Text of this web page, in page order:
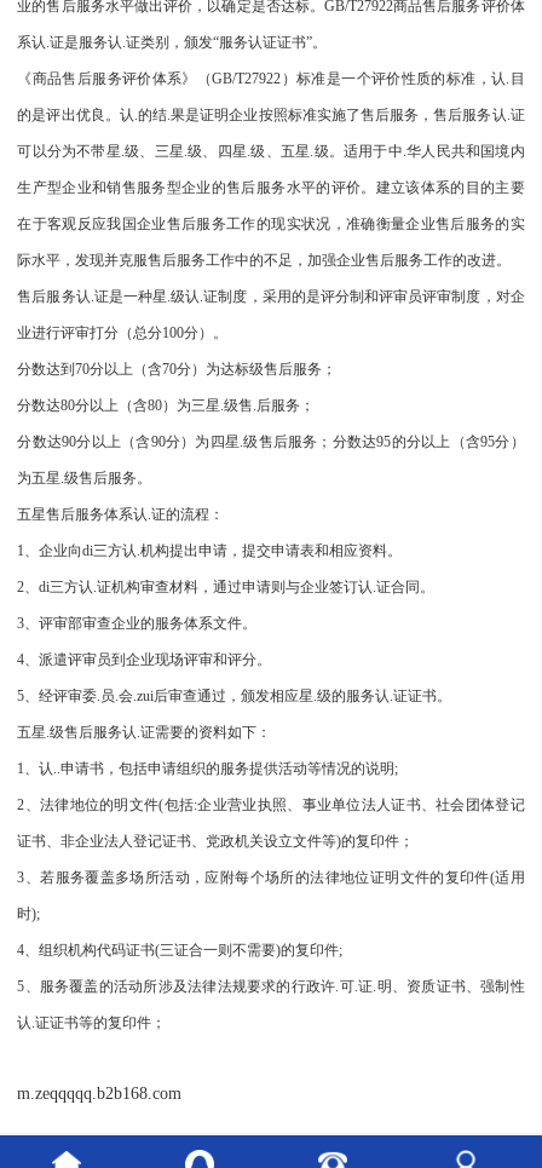
业的售后服务水平做出评价，以确定是否达标。GB/T27922商品售后服务评价体
系认.证是服务认.证类别，颁发“服务认证证书”。
《商品售后服务评价体系》（GB/T27922）标准是一个评价性质的标准，认.目
的是评出优良。认.的结.果是证明企业按照标准实施了售后服务，售后服务认.证
可以分为不带星.级、三星.级、四星.级、五星.级。适用于中.华人民共和国境内
生产型企业和销售服务型企业的售后服务水平的评价。建立该体系的目的主要
在于客观反应我国企业售后服务工作的现实状况，准确衡量企业售后服务的实
际水平，发现并克服售后服务工作中的不足，加强企业售后服务工作的改进。
售后服务认.证是一种星.级认.证制度，采用的是评分制和评审员评审制度，对企
业进行评审打分（总分100分）。
分数达到70分以上（含70分）为达标级售后服务；
分数达80分以上（含80）为三星.级售.后服务；
分数达90分以上（含90分）为四星.级售后服务；分数达95的分以上（含95分）
为五星.级售后服务。
五星售后服务体系认.证的流程：
1、企业向di三方认.机构提出申请，提交申请表和相应资料。
2、di三方认.证机构审查材料，通过申请则与企业签订认.证合同。
3、评审部审查企业的服务体系文件。
4、派遣评审员到企业现场评审和评分。
5、经评审委.员.会.zui后审查通过，颁发相应星.级的服务认.证证书。
五星.级售后服务认.证需要的资料如下：
1、认..申请书，包括申请组织的服务提供活动等情况的说明;
2、法律地位的明文件(包括:企业营业执照、事业单位法人证书、社会团体登记
证书、非企业法人登记证书、党政机关设立文件等)的复印件；
3、若服务覆盖多场所活动，应附每个场所的法律地位证明文件的复印件(适用
时);
4、组织机构代码证书(三证合一则不需要)的复印件;
5、服务覆盖的活动所涉及法律法规要求的行政许.可.证.明、资质证书、强制性
认.证证书等的复印件；
m.zeqqqqq.b2b168.com